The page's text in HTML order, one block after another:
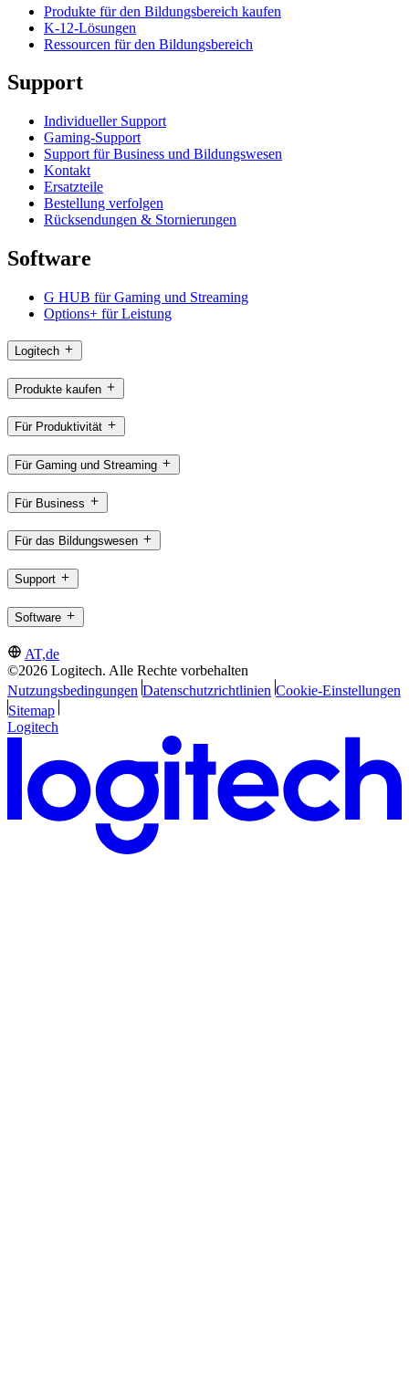
Produkte für den Bildungsbereich kaufen
K-12-Lösungen
Ressourcen für den Bildungsbereich
Support
Individueller Support
Gaming-Support
Support für Business und Bildungswesen
Kontakt
Ersatzteile
Bestellung verfolgen
Rücksendungen & Stornierungen
Software
G HUB für Gaming und Streaming
Options+ für Leistung
Logitech
Produkte kaufen
Für Produktivität
Für Gaming und Streaming
Für Business
Für das Bildungswesen
Support
Software
AT,de
©2026 Logitech. Alle Rechte vorbehalten
Nutzungsbedingungen Datenschutzrichtlinien Cookie-Einstellungen
Sitemap
Logitech